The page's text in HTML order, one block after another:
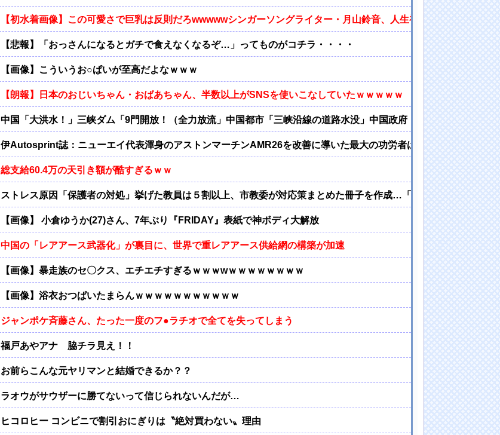
【初水着画像】この可愛さで巨乳は反則だろwwwwwシンガーソングライター・月山鈴音、人生初グラビアのオフシ
【悲報】「おっさんになるとガチで食えなくなるぞ…」ってものがコチラ・・・・
【画像】こういうお○ぱいが至高だよなｗｗｗ
【朗報】日本のおじいちゃん・おばあちゃん、半数以上がSNSを使いこなしていたｗｗｗｗｗ
中国「大洪水！」三峡ダム「9門開放！（全力放流」中国都市「三峡沿線の道路水没」中国政府「高速道路封鎖！
伊Autosprint誌：ニューエイ代表渾身のアストンマーチンAMR26を改善に導いた最大の功労者はカルディレ
総支給60.4万の天引き額が酷すぎるｗｗ
ストレス原因「保護者の対処」挙げた教員は５割以上、市教委が対応策まとめた冊子を作成…「保護者の不満受け
【画像】 小倉ゆうか(27)さん、7年ぶり『FRIDAY』表紙で神ボディ大解放
中国の「レアアース武器化」が裏目に、世界で重レアアース供給網の構築が加速
【画像】暴走族のセ〇クス、エチエチすぎるｗｗｗwｗｗｗｗｗｗｗｗ
【画像】浴衣おつぱいたまらんｗｗｗｗｗｗｗｗｗｗｗ
ジャンポケ斉藤さん、たった一度のフ●ラチオで全てを失ってしまう
福戸あやアナ 脇チラ見え！！
お前らこんな元ヤリマンと結婚できるか？？
ラオウがサウザーに勝てないって信じられないんだが…
ヒコロヒー コンビニで割引おにぎりは〝絶対買わない〟理由